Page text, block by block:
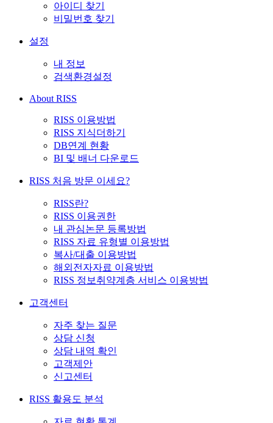
아이디 찾기
비밀번호 찾기
설정
내 정보
검색환경설정
About RISS
RISS 이용방법
RISS 지식더하기
DB연계 현황
BI 및 배너 다운로드
RISS 처음 방문 이세요?
RISS란?
RISS 이용권한
내 관심논문 등록방법
RISS 자료 유형별 이용방법
복사/대출 이용방법
해외전자자료 이용방법
RISS 정보취약계층 서비스 이용방법
고객센터
자주 찾는 질문
상담 신청
상담 내역 확인
고객제안
신고센터
RISS 활용도 분석